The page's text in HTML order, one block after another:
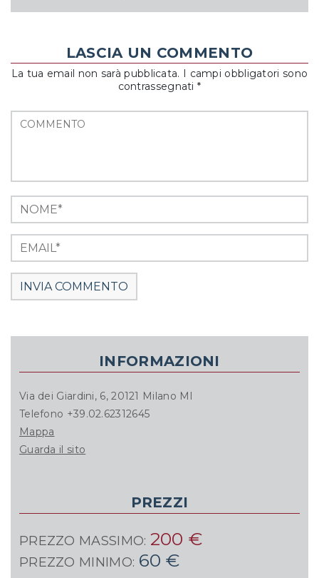
LASCIA UN COMMENTO
La tua email non sarà pubblicata. I campi obbligatori sono
contrassegnati *
INFORMAZIONI
Via dei Giardini, 6, 20121 Milano MI
Telefono +39.02.62312645
Mappa
Guarda il sito
PREZZI
PREZZO MASSIMO: 200 €
PREZZO MINIMO: 60 €